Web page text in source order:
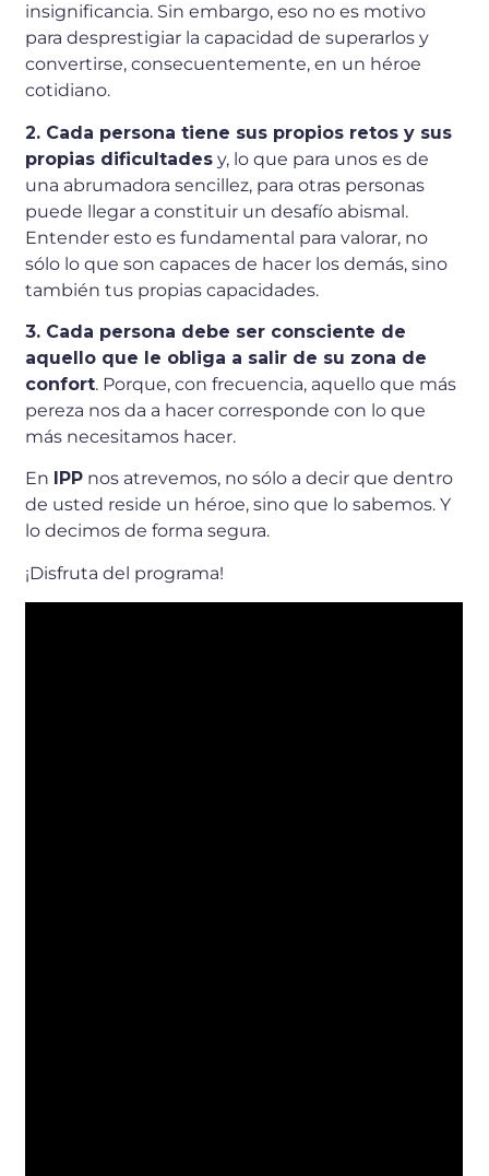
insignificancia. Sin embargo, eso no es motivo
para desprestigiar la capacidad de superarlos y
convertirse, consecuentemente, en un héroe
cotidiano.
2. Cada persona tiene sus propios retos y sus
propias dificultades y, lo que para unos es de
una abrumadora sencillez, para otras personas
puede llegar a constituir un desafío abismal.
Entender esto es fundamental para valorar, no
sólo lo que son capaces de hacer los demás, sino
también tus propias capacidades.
3. Cada persona debe ser consciente de
aquello que le obliga a salir de su zona de
confort. Porque, con frecuencia, aquello que más
pereza nos da a hacer corresponde con lo que
más necesitamos hacer.
En IPP nos atrevemos, no sólo a decir que dentro
de usted reside un héroe, sino que lo sabemos. Y
lo decimos de forma segura.
¡Disfruta del programa!